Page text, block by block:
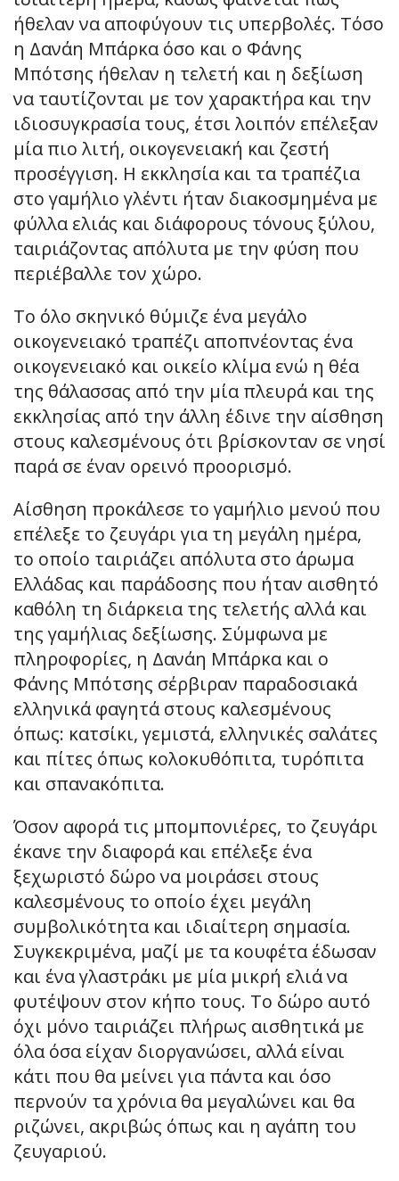
ήθελαν να αποφύγουν τις υπερβολές. Τόσο
η Δανάη Μπάρκα όσο και ο Φάνης
Μπότσης ήθελαν η τελετή και η δεξίωση
να ταυτίζονται με τον χαρακτήρα και την
ιδιοσυγκρασία τους, έτσι λοιπόν επέλεξαν
μία πιο λιτή, οικογενειακή και ζεστή
προσέγγιση. Η εκκλησία και τα τραπέζια
στο γαμήλιο γλέντι ήταν διακοσμημένα με
φύλλα ελιάς και διάφορους τόνους ξύλου,
ταιριάζοντας απόλυτα με την φύση που
περιέβαλλε τον χώρο.
Το όλο σκηνικό θύμιζε ένα μεγάλο
οικογενειακό τραπέζι αποπνέοντας ένα
οικογενειακό και οικείο κλίμα ενώ η θέα
της θάλασσας από την μία πλευρά και της
εκκλησίας από την άλλη έδινε την αίσθηση
στους καλεσμένους ότι βρίσκονταν σε νησί
παρά σε έναν ορεινό προορισμό.
Αίσθηση προκάλεσε το γαμήλιο μενού που
επέλεξε το ζευγάρι για τη μεγάλη ημέρα,
το οποίο ταιριάζει απόλυτα στο άρωμα
Ελλάδας και παράδοσης που ήταν αισθητό
καθόλη τη διάρκεια της τελετής αλλά και
της γαμήλιας δεξίωσης. Σύμφωνα με
πληροφορίες, η Δανάη Μπάρκα και ο
Φάνης Μπότσης σέρβιραν παραδοσιακά
ελληνικά φαγητά στους καλεσμένους
όπως: κατσίκι, γεμιστά, ελληνικές σαλάτες
και πίτες όπως κολοκυθόπιτα, τυρόπιτα
και σπανακόπιτα.
Όσον αφορά τις μπομπονιέρες, το ζευγάρι
έκανε την διαφορά και επέλεξε ένα
ξεχωριστό δώρο να μοιράσει στους
καλεσμένους το οποίο έχει μεγάλη
συμβολικότητα και ιδιαίτερη σημασία.
Συγκεκριμένα, μαζί με τα κουφέτα έδωσαν
και ένα γλαστράκι με μία μικρή ελιά να
φυτέψουν στον κήπο τους. Το δώρο αυτό
όχι μόνο ταιριάζει πλήρως αισθητικά με
όλα όσα είχαν διοργανώσει, αλλά είναι
κάτι που θα μείνει για πάντα και όσο
περνούν τα χρόνια θα μεγαλώνει και θα
ριζώνει, ακριβώς όπως και η αγάπη του
ζευγαριού.